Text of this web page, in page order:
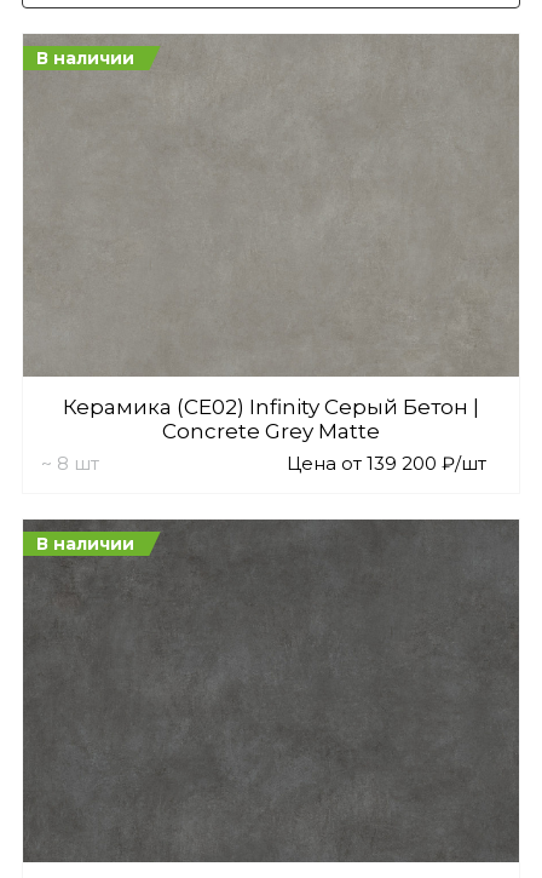
В наличии
Керамика (CE02) Infinity Серый Бетон |
Concrete Grey Matte
~ 8 шт Цена от 139 200 ₽/шт
В наличии